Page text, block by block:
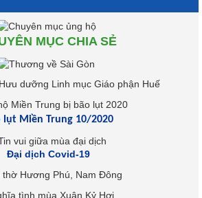
MỤC CHIA SẺ
lụt Miền Trung 10/2020
Đại dịch Covid-19